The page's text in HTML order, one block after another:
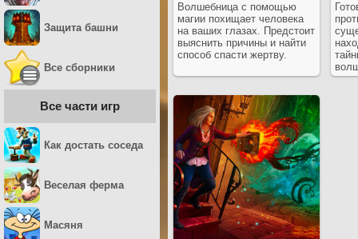
Волшебница с помощью
магии похищает человека
на ваших глазах. Предстоит
выяснить причины и найти
способ спасти жертву.
Защита башни
Все сборники
Все части игр
Как достать соседа
Веселая ферма
Масяня